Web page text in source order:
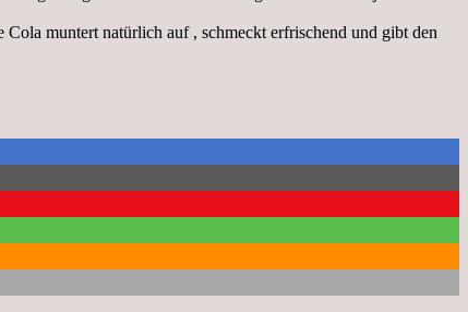
muntert natürlich auf , schmeckt erfrischend und gibt den